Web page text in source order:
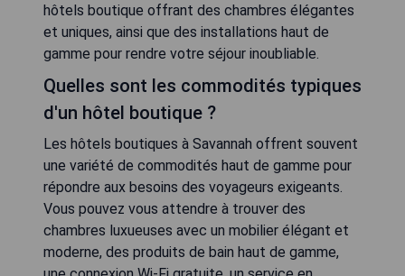
hôtels boutique offrant des chambres élégantes
et uniques, ainsi que des installations haut de
gamme pour rendre votre séjour inoubliable.
Quelles sont les commodités typiques
d'un hôtel boutique ?
Les hôtels boutiques à Savannah offrent souvent
une variété de commodités haut de gamme pour
répondre aux besoins des voyageurs exigeants.
Vous pouvez vous attendre à trouver des
chambres luxueuses avec un mobilier élégant et
moderne, des produits de bain haut de gamme,